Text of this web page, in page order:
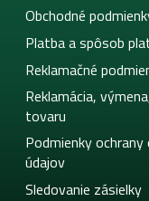
Obchodné
Platba a spôsob
Reklamačné
Reklamácia,
tovaru
Podmienky ochrany
údajov
Sledovanie zásielky